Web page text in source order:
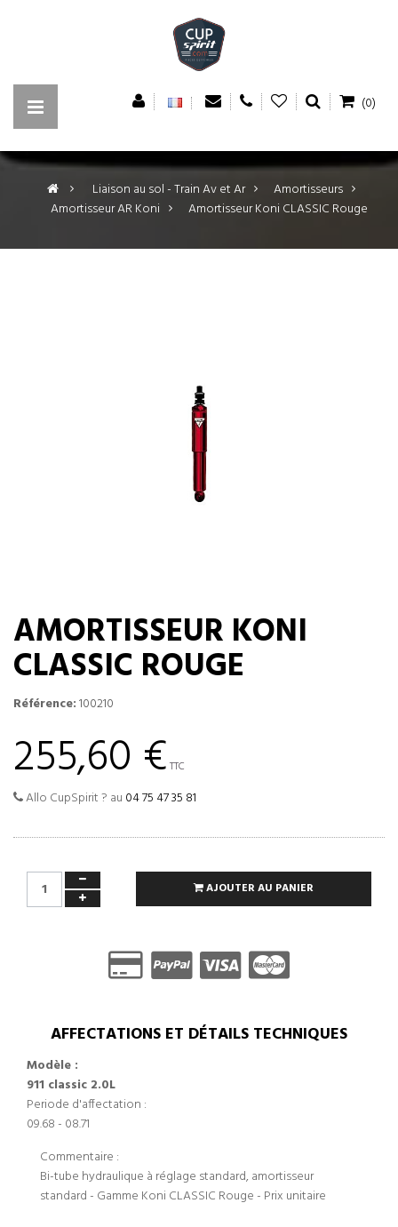
(0)
> Liaison au sol - Train Av et Ar >
Amortisseurs
Amortisseur AR Koni > Amortisseur Koni CLASSIC Rouge
AMORTISSEUR KONI
CLASSIC ROUGE
Référence:100210
255,60 € TTC
Allo CupSpirit ? au 04 75 47 35 81
AJOUTER AU PANIER
AFFECTATIONS ET DÉTAILS TECHNIQUES
Modèle :
911 classic 2.0L
Periode d'affectation :
09.68 - 08.71
Commentaire :
Bi-tube hydraulique à réglage standard, amortisseur
standard - Gamme Koni CLASSIC Rouge - Prix unitaire